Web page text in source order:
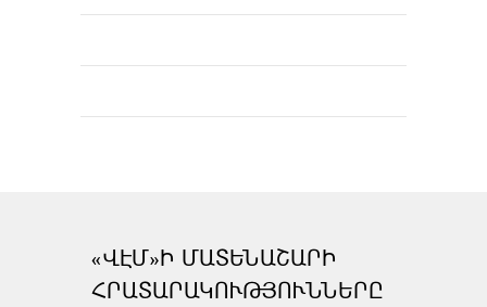
«ՎԷՄ»Ի ՄԱՏԵՆԱՇԱՐԻ
ՀՐԱՏԱՐԱԿՈՒԹՅՈՒՆՆԵՐԸ